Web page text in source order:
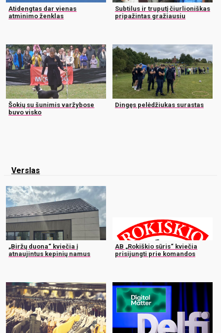
Atidengtas dar vienas
atminimo ženklas
Subtilus ir truputį čiurlioniškas
pripažintas gražiausiu
Šokių su šunimis varžybose
buvo visko
Dingęs pelėdžiukas surastas
Verslas
„Biržų duona“ kviečia į
atnaujintus kepinių namus
AB „Rokiškio sūris“ kviečia
prisijungti prie komandos